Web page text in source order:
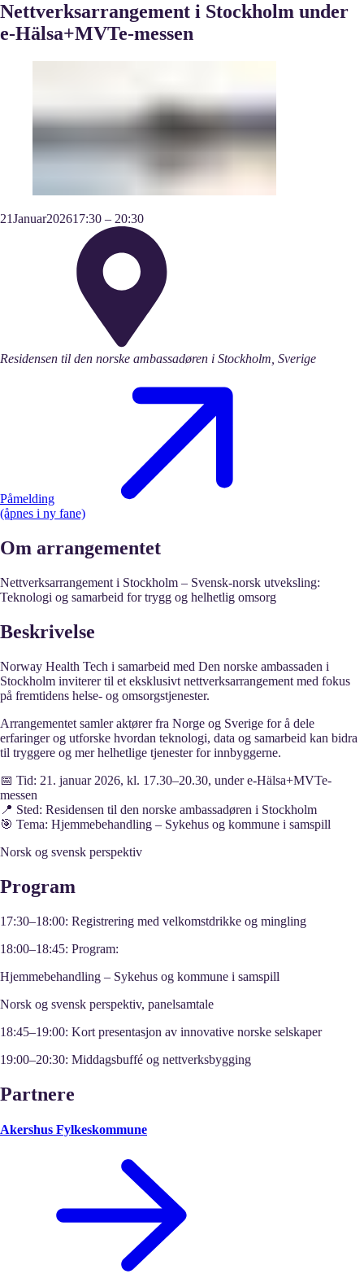
Nettverksarrangement i Stockholm under
e-Hälsa+MVTe-messen
21Januar202617:30 – 20:30
Residensen til den norske ambassadøren i Stockholm, Sverige
Påmelding
(åpnes i ny fane)
Om arrangementet
Nettverksarrangement i Stockholm – Svensk-norsk utveksling:
Teknologi og samarbeid for trygg og helhetlig omsorg
Beskrivelse
Norway Health Tech i samarbeid med Den norske ambassaden i
Stockholm inviterer til et eksklusivt nettverksarrangement med fokus
på fremtidens helse- og omsorgstjenester.
Arrangementet samler aktører fra Norge og Sverige for å dele
erfaringer og utforske hvordan teknologi, data og samarbeid kan bidra
til tryggere og mer helhetlige tjenester for innbyggerne.
📅 Tid: 21. januar 2026, kl. 17.30–20.30, under e-Hälsa+MVTe-
messen
📍 Sted: Residensen til den norske ambassadøren i Stockholm
🎯 Tema: Hjemmebehandling – Sykehus og kommune i samspill
Norsk og svensk perspektiv
Program
17:30–18:00: Registrering med velkomstdrikke og mingling
18:00–18:45: Program:
Hjemmebehandling – Sykehus og kommune i samspill
Norsk og svensk perspektiv, panelsamtale
18:45–19:00: Kort presentasjon av innovative norske selskaper
19:00–20:30: Middagsbuffé og nettverksbygging
Partnere
Akershus Fylkeskommune